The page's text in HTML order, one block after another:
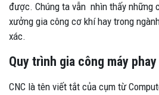
được. Chúng ta vẫn nhìn thấy những
xưởng gia công cơ khí hay trong
xác.
Quy trình gia công máy
CNC là tên viết tắt của cụm từ